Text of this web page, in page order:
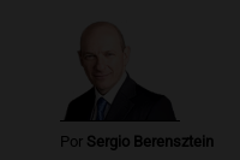
Por Sergio Berensztein